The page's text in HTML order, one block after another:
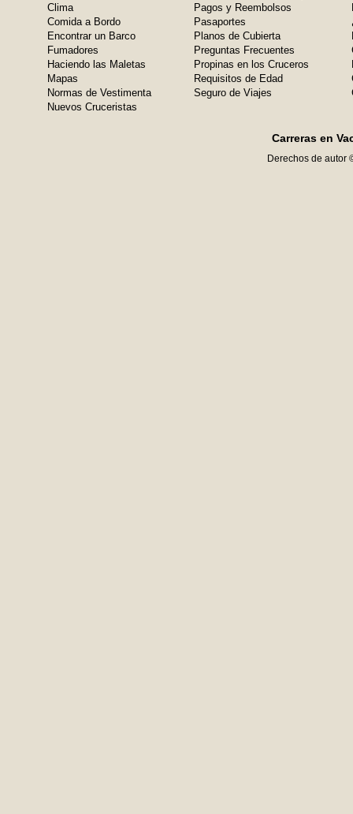
Clima
Comida a Bordo
Encontrar un Barco
Fumadores
Haciendo las Maletas
Mapas
Normas de Vestimenta
Nuevos Cruceristas
Pagos y Reembolsos
Pasaportes
Planos de Cubierta
Preguntas Frecuentes
Propinas en los Cruceros
Requisitos de Edad
Seguro de Viajes
Carreras en
Derechos de autor